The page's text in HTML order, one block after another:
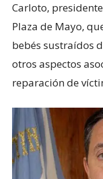
Carloto,
Plaza de Mayo,
bebés sustraídos
otros aspectos
reparación de